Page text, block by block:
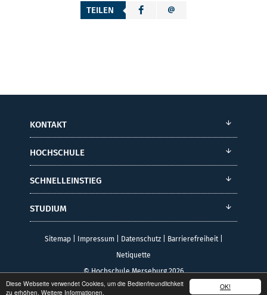
OK!
Diese Webseite verwendet Cookies, um die Bedienfreundlichkeit
zu erhöhen. Weitere Informationen.
TEILEN
KONTAKT
HOCHSCHULE
SCHNELLEINSTIEG
STUDIUM
Sitemap| Impressum| Datenschutz| Barrierefreiheit|
Netiquette
© Hochschule Merseburg 2026